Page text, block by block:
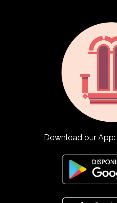
Download our App: